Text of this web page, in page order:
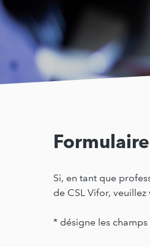
Si, en tant que
de CSL Vifor,
* désigne les